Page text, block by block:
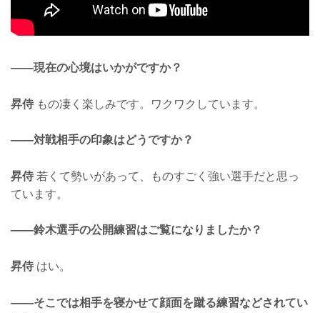
——現在の心境はいかがですか？
昇侍 もの凄く楽しみです。ワクワクしています。
——対戦相手の印象はどうですか？
昇侍 若くて勢いがあって、ものすごく強い選手だと思っ
ています。
——鈴木選手の公開練習はご覧になりましたか？
昇侍 はい。
——そこでは相手を寝かせて顔面を蹴る練習などされてい